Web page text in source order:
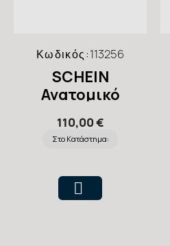
Κωδικός:113256
SCHEIN
Ανατομικό
Παπούτσι
Ασφαλείας Flash
με Ορθοπεδικούς
110,00 €
Στο Κατάστημα: